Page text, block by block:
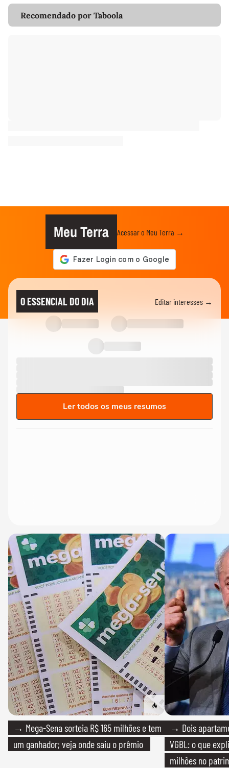
Recomendado por Taboola
Meu Terra Acessar o Meu Terra →
O ESSENCIAL DO DIA Editar interesses →
Ler todos os meus resumos
→ Mega-Sena sorteia R$ 165 milhões e tem
um ganhador; veja onde saiu o prêmio
→ Dois
VGBL: o que
milhões no